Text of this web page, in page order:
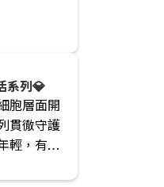
系列💎
胞層面開
貫徹守護
輕，有效